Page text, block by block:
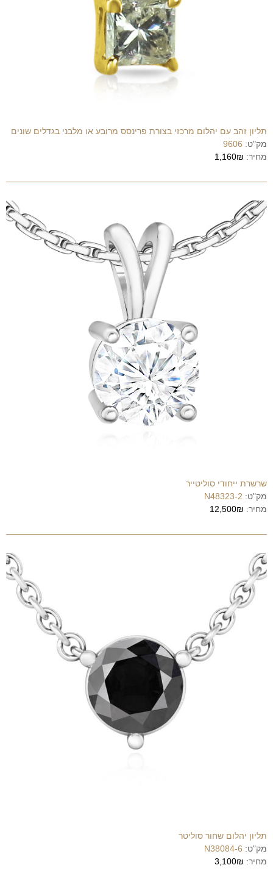
תליון זהב עם יהלום מרכזי בצורת פרינסס מרובע או מלבני בגדלים שונים
מק"ט: 9606
מחיר: 1,160₪
שרשרת ייחודי סוליטייר
מק"ט: N48323-2
מחיר: 12,500₪
תליון יהלום שחור סוליטר
מק"ט: N38084-6
מחיר: 3,100₪